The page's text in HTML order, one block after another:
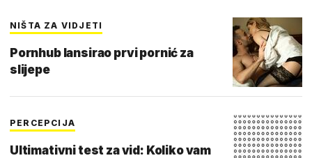
NIŠTA ZA VIDJETI
Pornhub lansirao prvi pornić za
slijepe
PERCEPCIJA
Ultimativni test za vid: Koliko vam